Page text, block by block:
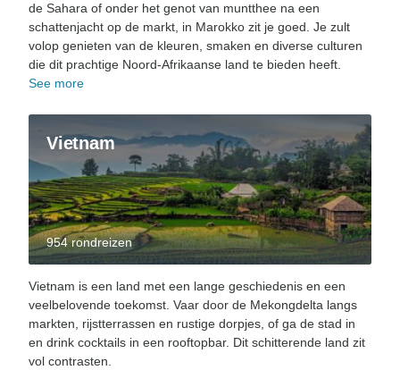
de Sahara of onder het genot van muntthee na een
schattenjacht op de markt, in Marokko zit je goed. Je zult
volop genieten van de kleuren, smaken en diverse culturen
die dit prachtige Noord-Afrikaanse land te bieden heeft.
See more
Vietnam
954 rondreizen
Vietnam is een land met een lange geschiedenis en een
veelbelovende toekomst. Vaar door de Mekongdelta langs
markten, rijstterrassen en rustige dorpjes, of ga de stad in
en drink cocktails in een rooftopbar. Dit schitterende land zit
vol contrasten.